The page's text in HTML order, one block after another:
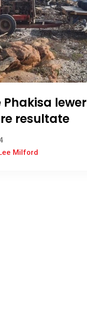
Phakisa lewer
resultate
Milford